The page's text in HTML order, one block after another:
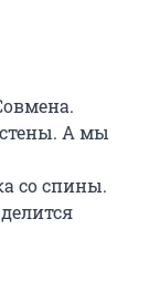
А мы
со спины.